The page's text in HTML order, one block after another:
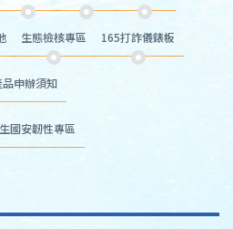
生態檢核專區 165打詐儀錶板
申辦須知
國安韌性專區